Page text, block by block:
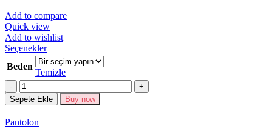
Add to compare
Quick view
Add to wishlist
SeçeneklerBu
ürünün
birden
fazla
varyasyonu
var.
Beden
Temizle
Miktar
Sepete Ekle Buy now
Pantolon